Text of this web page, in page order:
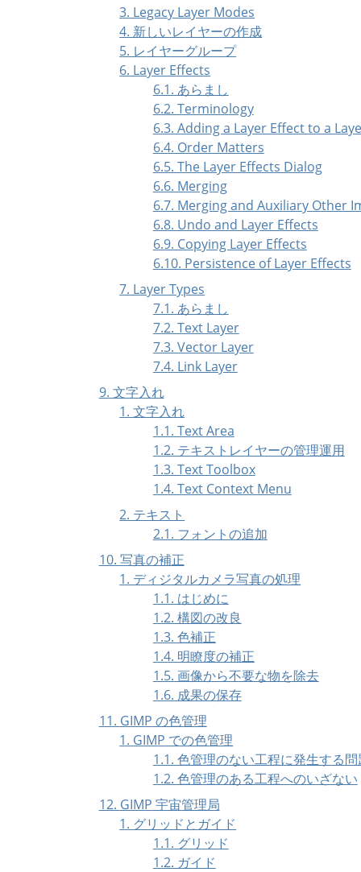
3. Legacy Layer Modes
4. 新しいレイヤーの作成
5. レイヤーグループ
6. Layer Effects
6.1. あらまし
6.2. Terminology
6.3. Adding a Layer Effect to a
6.4. Order Matters
6.5. The Layer Effects Dialog
6.6. Merging
6.7. Merging and Auxiliary Other
6.8. Undo and Layer Effects
6.9. Copying Layer Effects
6.10. Persistence of Layer Effects
7. Layer Types
7.1. あらまし
7.2. Text Layer
7.3. Vector Layer
7.4. Link Layer
9. 文字入れ
1. 文字入れ
1.1. Text Area
1.2. テキストレイヤーの管理運用
1.3. Text Toolbox
1.4. Text Context Menu
2. テキスト
2.1. フォントの追加
10. 写真の補正
1. ディジタルカメラ写真の処理
1.1. はじめに
1.2. 構図の改良
1.3. 色補正
1.4. 明瞭度の補正
1.5. 画像から不要な物を除去
1.6. 成果の保存
11. GIMP の色管理
1. GIMP での色管理
1.1. 色管理のない工程に発生する問
1.2. 色管理のある工程へのいざない
12. GIMP 宇宙管理局
1. グリッドとガイド
1.1. グリッド
1.2. ガイド